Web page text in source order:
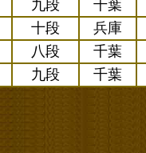
九段 千葉
十段 兵庫
八段 千葉
九段 千葉